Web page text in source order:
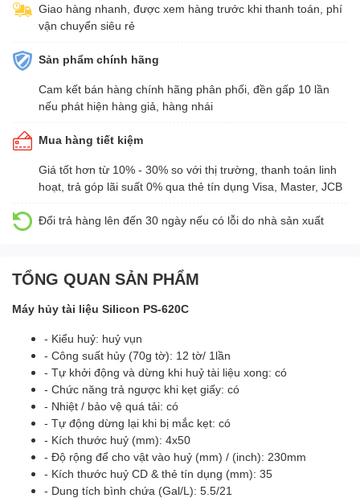
Giao hàng nhanh, được xem hàng trước khi thanh toán, phí
vận chuyển siêu rẻ
Sản phẩm chính hãng
Cam kết bán hàng chính hãng phân phối, đền gấp 10 lần
nếu phát hiện hàng giả, hàng nhái
Mua hàng tiết kiệm
Giá tốt hơn từ 10% - 30% so với thị trường, thanh toán linh
hoạt, trả góp lãi suất 0% qua thẻ tín dụng Visa, Master, JCB
Đổi trả hàng lên đến 30 ngày nếu có lỗi do nhà sản xuất
TỔNG QUAN SẢN PHẨM
Máy hủy tài liệu Silicon PS-620C
- Kiểu huỷ: huỷ vụn
- Công suất hủy (70g tờ): 12 tờ/ 1lần
- Tự khởi động và dừng khi huỷ tài liệu xong: có
- Chức năng trả ngược khi kẹt giấy: có
- Nhiệt / bảo vệ quá tải: có
- Tự động dừng lại khi bị mắc kẹt: có
- Kích thước huỷ (mm): 4x50
- Độ rộng để cho vật vào huỷ (mm) / (inch): 230mm
- Kích thước huỷ CD & thẻ tín dụng (mm): 35
- Dung tích bình chứa (Gal/L): 5.5/21